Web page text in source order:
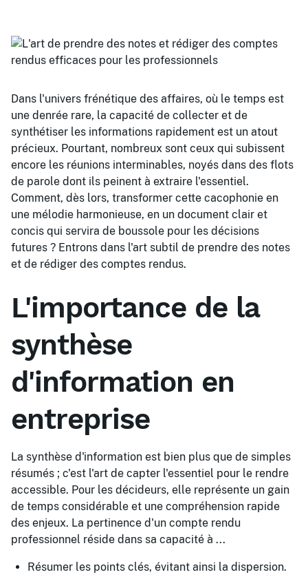
Dans l'univers frénétique des affaires, où le temps est
une denrée rare, la capacité de collecter et de
synthétiser les informations rapidement est un atout
précieux. Pourtant, nombreux sont ceux qui subissent
encore les réunions interminables, noyés dans des flots
de parole dont ils peinent à extraire l'essentiel.
Comment, dès lors, transformer cette cacophonie en
une mélodie harmonieuse, en un document clair et
concis qui servira de boussole pour les décisions
futures ? Entrons dans l'art subtil de prendre des notes
et de rédiger des comptes rendus.
L'importance de la
synthèse
d'information en
entreprise
La synthèse d'information est bien plus que de simples
résumés ; c'est l'art de capter l'essentiel pour le rendre
accessible. Pour les décideurs, elle représente un gain
de temps considérable et une compréhension rapide
des enjeux. La pertinence d'un compte rendu
professionnel réside dans sa capacité à ...
Résumer les points clés, évitant ainsi la dispersion.